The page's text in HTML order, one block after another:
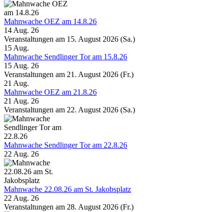
Mahnwache OEZ am 14.8.26
14 Aug. 26
Veranstaltungen am 15. August 2026 (Sa.)
15Aug.
Mahnwache Sendlinger Tor am 15.8.26
15 Aug. 26
Veranstaltungen am 21. August 2026 (Fr.)
21 Aug.
Mahnwache OEZ am 21.8.26
21 Aug. 26
Veranstaltungen am 22. August 2026 (Sa.)
Mahnwache Sendlinger Tor am 22.8.26
22 Aug. 26
Mahnwache 22.08.26 am St. Jakobsplatz
22 Aug. 26
Veranstaltungen am 28. August 2026 (Fr.)